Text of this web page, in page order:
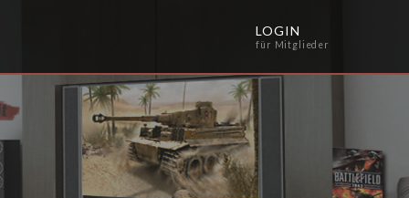
LOGIN
für Mitglieder